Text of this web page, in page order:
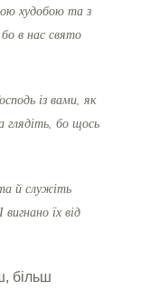
худобою та з
в нас свято
із вами, як
глядіть, бо щось
й служіть
їх від
більш